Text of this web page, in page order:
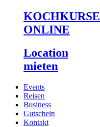
KOCHKURSE
ONLINE
Location
mieten
Events
Reisen
Business
Gutschein
Kontakt